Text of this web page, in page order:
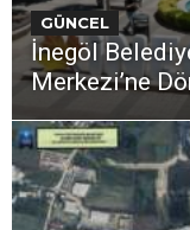
GÜNCEL
İnegöl
Merkezi’ne